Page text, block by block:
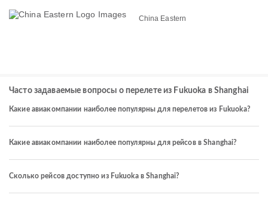
China Eastern
Часто задаваемые вопросы о перелете из Fukuoka в Shanghai
Какие авиакомпании наиболее популярны для перелетов из Fukuoka?
Какие авиакомпании наиболее популярны для рейсов в Shanghai?
Сколько рейсов доступно из Fukuoka в Shanghai?